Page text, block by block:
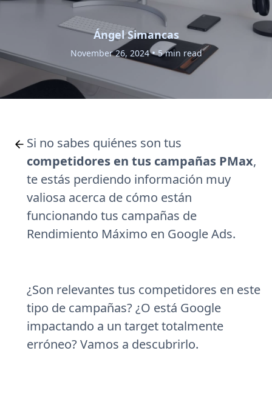
Ángel Simancas
November 26, 2024 • 5 min read
Si no sabes quiénes son tus
competidores en tus campañas PMax,
te estás perdiendo información muy
valiosa acerca de cómo están
funcionando tus campañas de
Rendimiento Máximo en Google Ads.
¿Son relevantes tus competidores en este
tipo de campañas? ¿O está Google
impactando a un target totalmente
erróneo? Vamos a descubrirlo.